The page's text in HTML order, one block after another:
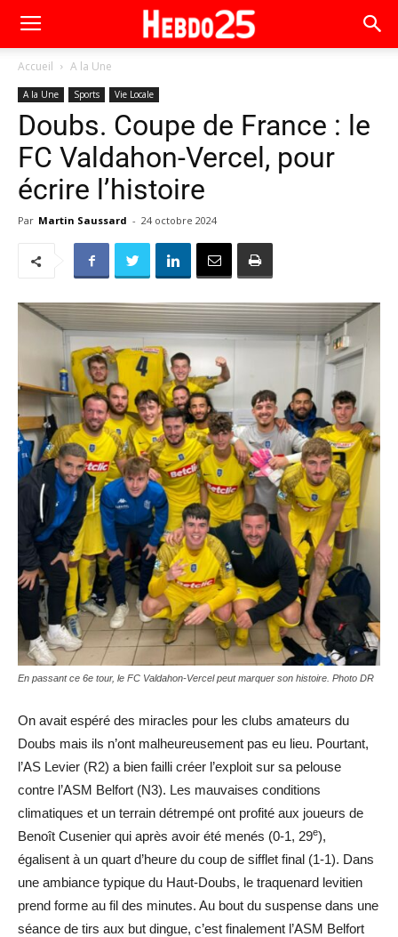
Accueil A la Une
A la Une Sports Vie Locale
Doubs. Coupe de France : le
FC Valdahon-Vercel, pour
écrire l’histoire
Par Martin Saussard - 24 octobre 2024
En passant ce 6e tour, le FC Valdahon-Vercel peut marquer son histoire. Photo DR
On avait espéré des miracles pour les clubs amateurs du
Doubs mais ils n’ont malheureusement pas eu lieu. Pourtant,
l’AS Levier (R2) a bien failli créer l’exploit sur sa pelouse
contre l’ASM Belfort (N3). Les mauvaises conditions
climatiques et un terrain détrempé ont profité aux joueurs de
Benoît Cusenier qui après avoir été menés (0-1, 29e),
égalisent à un quart d’heure du coup de sifflet final (1-1). Dans
une ambiance typique du Haut-Doubs, le traquenard levitien
prend forme au fil des minutes. Au bout du suspense dans une
séance de tirs aux but dingue, c’est finalement l’ASM Belfort